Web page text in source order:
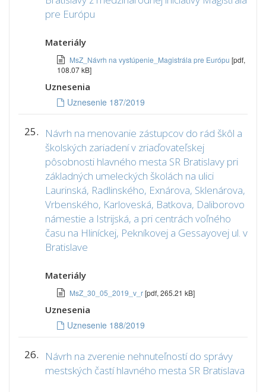
pre Európu
Materiály
MsZ_Návrh na vystúpenie_Magistrála pre Európu [pdf,
108.07 kB]
Uznesenia
Uznesenie 187/2019
25.
Návrh na menovanie zástupcov do rád škôl a
školských zariadení v zriaďovateľskej
pôsobnosti hlavného mesta SR Bratislavy pri
základných umeleckých školách na ulici
Laurinská, Radlinského, Exnárova, Sklenárova,
Vrbenského, Karloveská, Batkova, Daliborovo
námestie a Istrijská, a pri centrách voľného
času na Hliníckej, Pekníkovej a Gessayovej ul. v
Bratislave
Materiály
MsZ_30_05_2019_v_r[pdf, 265.21 kB]
Uznesenia
Uznesenie 188/2019
26.
Návrh na zverenie nehnuteľností do správy
mestských častí hlavného mesta SR Bratislava